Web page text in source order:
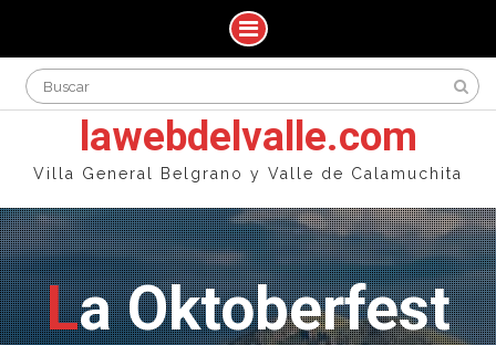
Skip
for:
lawebdelvalle.com
Villa General Belgrano y Valle de Calamuchita
La Oktoberfest